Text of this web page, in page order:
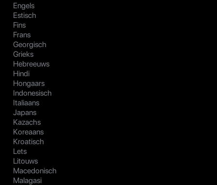
Engels
Estisch
Fins
Frans
Georgisch
Grieks
Hebreeuws
Hindi
Hongaars
Indonesisch
Italiaans
Japans
Kazachs
Koreaans
Kroatisch
Lets
Litouws
Macedonisch
Malagasi